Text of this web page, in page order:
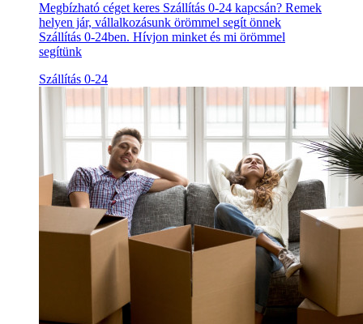
Megbízható céget keres Szállítás 0-24 kapcsán? Remek
helyen jár, vállalkozásunk örömmel segít önnek
Szállítás 0-24ben. Hívjon minket és mi örömmel
segítünk
Szállítás 0-24